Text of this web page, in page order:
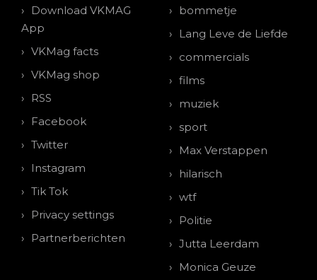
Download VKMAG
App
VKMag facts
VKMag shop
RSS
Facebook
Twitter
Instagram
Tik Tok
Privacy settings
Partnerberichten
bommetje
Lang Leve de Liefde
commercials
films
muziek
sport
Max Verstappen
hilarisch
wtf
Politie
Jutta Leerdam
Monica Geuze